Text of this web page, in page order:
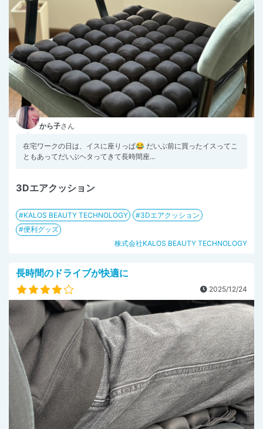
から子さん
在宅ワークの日は、イスに座りっぱ😂 だいぶ前に買ったイスってこ
ともあってだいぶヘタってきて長時間座...
3Dエアクッション
KALOS BEAUTY TECHNOLOGY
3Dエアクッション
便利グッズ
株式会社KALOS BEAUTY TECHNOLOGY
長時間のドライブが快適に
2025/12/24